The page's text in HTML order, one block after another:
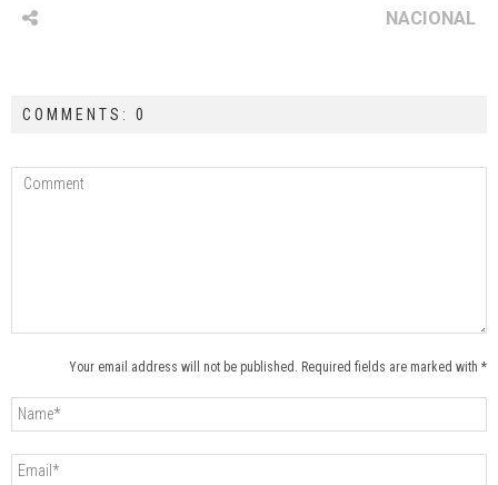
NACIONAL
COMMENTS: 0
Your email address will not be published. Required fields are marked with *